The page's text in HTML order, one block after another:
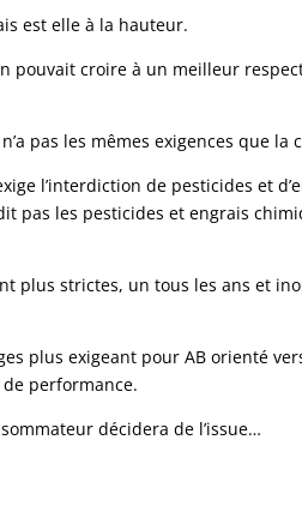
est elle à la hauteur.
pouvait croire à un meilleur
pas les mêmes exigences que la
l’interdiction de pesticides et
pas les pesticides et engrais
plus strictes, un tous les ans et
plus exigeant pour AB orienté
performance.
décidera de l’issue…